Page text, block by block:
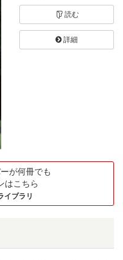
読む
詳細
が何冊でも
はこちら
イブラリ